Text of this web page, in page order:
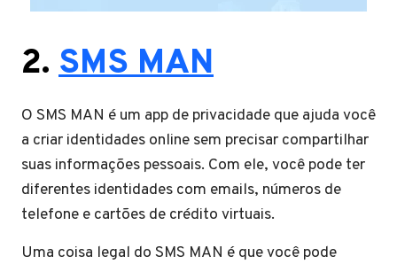
2. SMS MAN
O SMS MAN é um app de privacidade que ajuda você
a criar identidades online sem precisar compartilhar
suas informações pessoais. Com ele, você pode ter
diferentes identidades com emails, números de
telefone e cartões de crédito virtuais.
Uma coisa legal do SMS MAN é que você pode